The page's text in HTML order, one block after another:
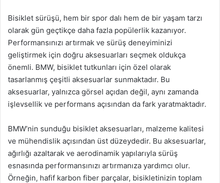
Bisiklet sürüşü, hem bir spor dalı hem de bir yaşam tarzı
olarak gün geçtikçe daha fazla popülerlik kazanıyor.
Performansınızı artırmak ve sürüş deneyiminizi
geliştirmek için doğru aksesuarları seçmek oldukça
önemli. BMW, bisiklet tutkunları için özel olarak
tasarlanmış çeşitli aksesuarlar sunmaktadır. Bu
aksesuarlar, yalnızca görsel açıdan değil, aynı zamanda
işlevsellik ve performans açısından da fark yaratmaktadır.
BMW’nin sunduğu bisiklet aksesuarları, malzeme kalitesi
ve mühendislik açısından üst düzeydedir. Bu aksesuarlar,
ağırlığı azaltarak ve aerodinamik yapılarıyla sürüş
esnasında performansınızı artırmanıza yardımcı olur.
Örneğin, hafif karbon fiber parçalar, bisikletinizin toplam